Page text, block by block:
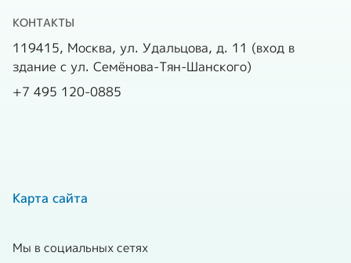
КОНТАКТЫ
119415, Москва, ул. Удальцова, д. 11 (вход в
здание с ул. Семёнова-Тян-Шанского)
+7 495 120-0885
Карта сайта
Мы в социальных сетях